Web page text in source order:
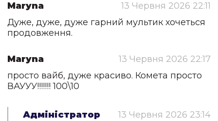
Maryna
13 Червня 2026 22:11
Дуже, дуже, дуже гарний мультик хочеться
продовження.
Maryna
13 Червня 2026 22:17
просто вайб, дуже красиво. Комета просто
ВАУУУ!!!!!!! 100\10
Адміністратор
13 Червня 2026 23:14